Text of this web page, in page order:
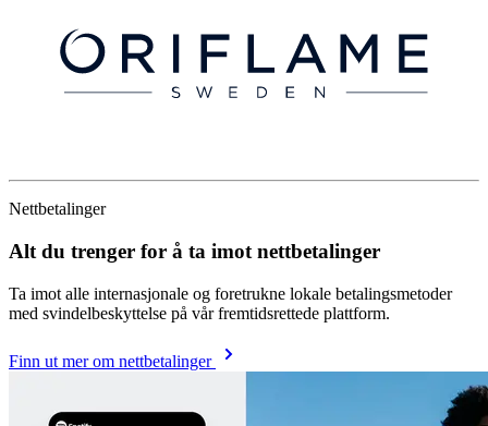
Nettbetalinger
Alt du trenger for å ta imot nettbetalinger
Ta imot alle internasjonale og foretrukne lokale betalingsmetoder
med svindelbeskyttelse på vår fremtidsrettede plattform.
Finn ut mer om nettbetalinger